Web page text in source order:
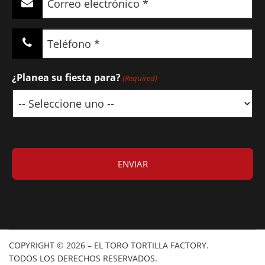
electrónico
(Required)
Teléfono
(Required)
¿Planea su fiesta para?(Required)
COPYRIGHT © 2026 – EL TORO TORTILLA FACTORY.
TODOS LOS DERECHOS RESERVADOS.